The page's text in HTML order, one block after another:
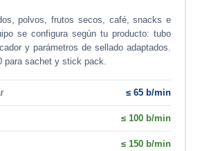
polvos, frutos secos, café, snacks e
se configura según tu producto: tubo
y parámetros de sellado adaptados.
para sachet y stick pack.
≤ 65 b/min
≤ 100 b/min
≤ 150 b/min